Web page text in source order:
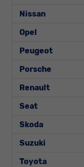
Nissan
Opel
Peugeot
Porsche
Renault
Seat
Skoda
Suzuki
Toyota